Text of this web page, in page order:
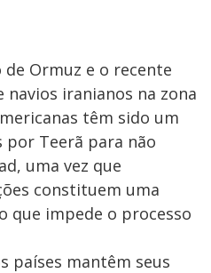
Ormuz e o recente
navios iranianos na zona
têm sido um
por Teerã para não
uma vez que
constituem uma
que impede o processo
países mantêm seus